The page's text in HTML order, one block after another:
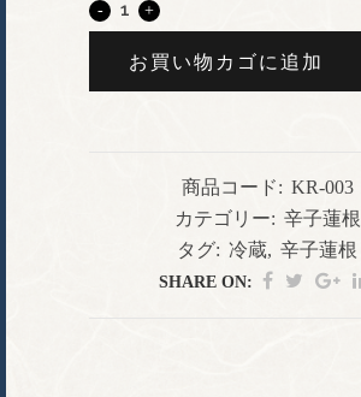
お買い物カゴに追加
商品コード: KR-003
カテゴリー: 辛子蓮根
タグ: 冷蔵, 辛子蓮根
SHARE ON: